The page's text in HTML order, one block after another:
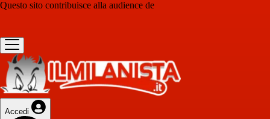
Questo sito contribuisce alla audience de
Accedi